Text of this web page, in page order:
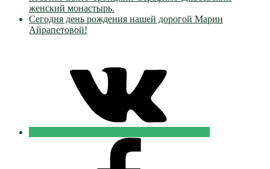
женский монастырь.
Сегодня день рождения нашей дорогой Марии
Айрапетовой!
Добровольцы